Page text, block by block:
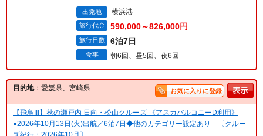
出発地 横浜港
旅行代金 590,000～826,000円
旅行日数 6泊7日
食事 朝6回、昼5回、夜6回
目的地：愛媛県、宮崎県 お気に入りに登録
【飛鳥III】秋の瀬戸内 日向・松山クルーズ 《アスカバルコニーD利用》
●2026年10月13日(火)出航／6泊7日◆他のカテゴリー設定あり 〔クルー